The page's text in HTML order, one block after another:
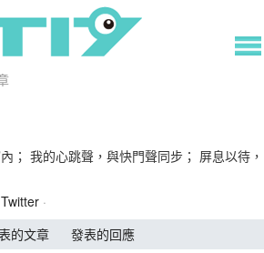
； 我的心跳聲，與快門聲同步； 屏息以待，
Twitter ·
的文章
發表的回應